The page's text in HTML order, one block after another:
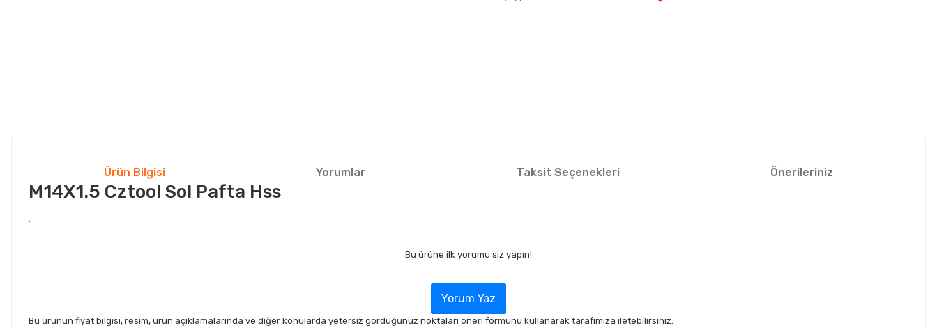
Ürün Bilgisi Yorumlar Taksit Seçenekleri Önerileriniz
M14X1.5 Cztool Sol Pafta Hss
:
Bu ürüne ilk yorumu siz yapın!
Yorum Yaz
Bu ürünün fiyat bilgisi, resim, ürün açıklamalarında ve diğer konularda yetersiz gördüğünüz noktaları öneri formunu kullanarak tarafımıza iletebilirsiniz.